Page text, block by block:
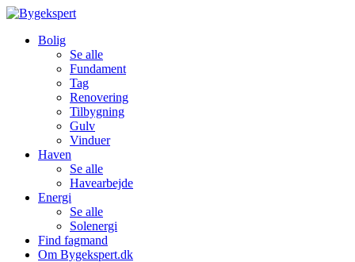
Bolig
Se alle
Fundament
Tag
Renovering
Tilbygning
Gulv
Vinduer
Haven
Se alle
Havearbejde
Energi
Se alle
Solenergi
Find fagmand
Om Bygekspert.dk